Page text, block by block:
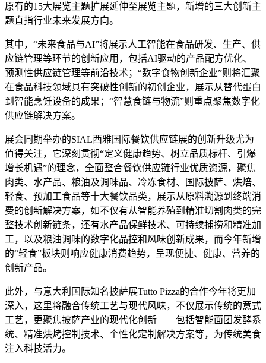
原有的15大展览主题扩展延伸至展览主题，新增的三大创新主
题直指行业未来发展方向。
其中，“未来食品与AI”将展示人工智能在食品研发、生产、供
应链管理等环节的创新应用，包括AI驱动的产品配方优化、
预测性供应链管理等前沿技术；“数字食物创新企业”则将汇聚
在食品科技领域具有突破性创新的初创企业，展示从替代蛋白
到智能烹饪设备的成果；“智慧食链与物流”则重点聚焦数字化
供应链解决方案。
展会同期举办的SIAL西雅国际餐饮供应链展的创新升级尤为
值得关注，它深刻贯彻“定义健康趋势、树立品质标杆、引爆
增长机遇”的理念，全面整合餐饮供应链行业优质资源，聚焦
肉类、水产品、粮油及调味品、冷冻食材、国际披萨、烘焙、
轻食、预加工食品等十大餐饮品类，展示从原料溯源到终端消
费的创新解决方案，如不仅有从智能养殖到精准切割肉类的完
整技术创新链条，还有水产品保鲜技术、可持续捕捞和精准加
工，以及粮油调味的数字化品控和风味创新成果，而今年新增
的“轻食”板块则响应健康消费趋势，呈现便捷、健康、营养的
创新产品。
此外，与意大利国际知名披萨展Tutto Pizza的合作今年将更加
深入，这里将融合传统工艺与现代风味，不仅展示传统的意式
工艺，更聚焦披萨产业的现代化创新——包括智能面团发酵系
统、精准烘烤控制技术、个性化定制解决方案等，为传统美食
注入科技活力。